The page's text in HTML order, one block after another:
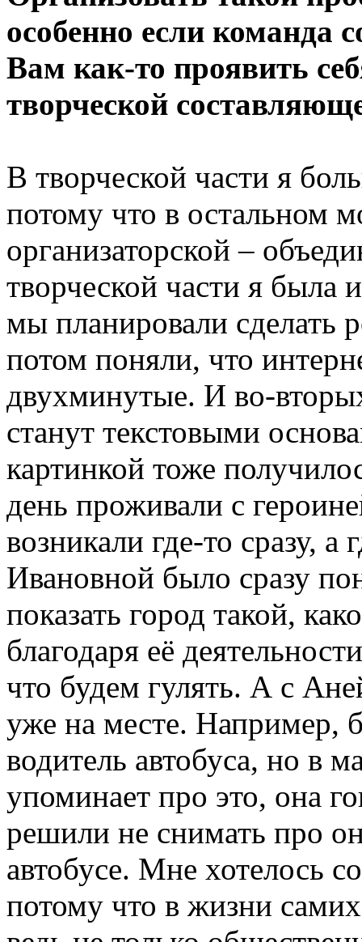
особенно если команда
Вам как-то проявить
творческой
В творческой части я
потому что в остальном
организаторской –
творческой части я была
мы планировали сделать
потом поняли, что
двухминутые. И во-
станут текстовыми
картинкой тоже
день проживали с
возникали где-то сразу, а
Ивановной было сразу
показать город такой,
благодаря её
что будем гулять. А с
уже на месте. Например,
водитель автобуса, но в
упоминает про это, она
решили не снимать про
автобусе. Мне хотелось
потому что в жизни